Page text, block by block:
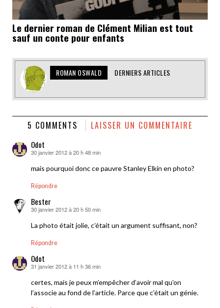
Le dernier roman de Clément Milian est tout
sauf un conte pour enfants
ROMAN OSWALD DERNIERS ARTICLES
5 COMMENTS LAISSER UN COMMENTAIRE
Odot
dit :
30 janvier 2012 à 20 h 48 min
mais pourquoi donc ce pauvre Stanley Elkin en photo?
Répondre
Bester
dit :
30 janvier 2012 à 20 h 50 min
La photo était jolie, c’était un argument suffisant, non?
Répondre
Odot
dit :
31 janvier 2012 à 11 h 36 min
certes, mais je peux m’empêcher d’avoir mal qu’on
l’associe au fond de l’article. Parce que c’était un génie.